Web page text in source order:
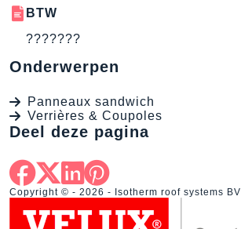
BTW
???????
Onderwerpen
Panneaux sandwich
Verrières & Coupoles
Deel deze pagina
Copyright © - 2026 - Isotherm roof systems BV